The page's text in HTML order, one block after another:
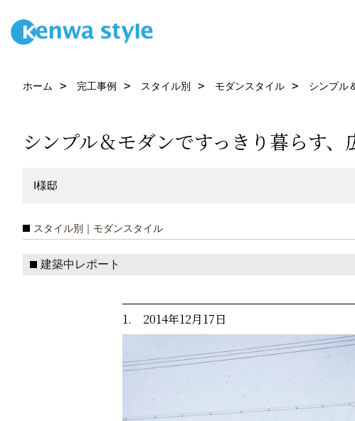
ホーム 完工事例 スタイル別 モダンスタイル シンプル
シンプル＆モダンですっきり暮らす、
I様邸
スタイル別｜モダンスタイル
建築中レポート
1. 2014年12月17日